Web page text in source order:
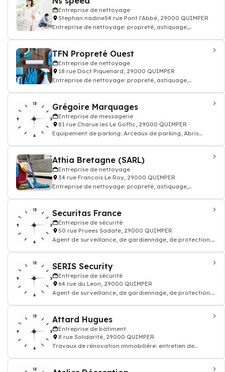
Entreprise de nettoyage
Stephan nadine54 rue Pont l'Abbé, 29000 QUIMPER
Entreprise de nettoyage: propreté, astiquage,
TFN Propreté Ouest
Entreprise de nettoyage
18 rue Doct Piquenard, 29000 QUIMPER
Entreprise de nettoyage: propreté, astiquage,
Grégoire Marquages
Entreprise de messagerie
81 rue Charue les Le Goffic, 29000 QUIMPER
Equipement de parking: Arceaux de parking, Abris
Athia Bretagne (SARL)
Entreprise de nettoyage
34 rue Francois Le Roy, 29000 QUIMPER
Entreprise de nettoyage: propreté, astiquage,
Securitas France
Entreprise de sécurité
50 rue Pruees Sadate, 29000 QUIMPER
Agent de surveillance, de gardiennage, de protection.
SERIS Security
Entreprise de sécurité
64 rue du Leon, 29000 QUIMPER
Agent de surveillance, de gardiennage, de protection.
Attard Hugues
Entreprise de bâtiment
8 rue Solidarité, 29000 QUIMPER
Travaux de rénovation immobilière: entretien de